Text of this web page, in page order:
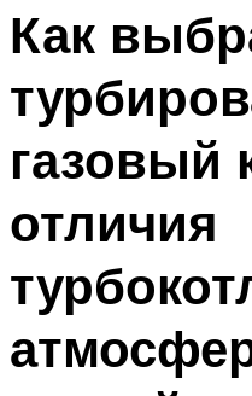
Как
газовый
отличия